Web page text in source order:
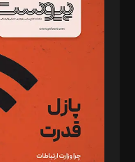
د‌بیر خدمت و تجارت: ابوالفضل
د‌بیر حقوق فناوری:
د‌بیر پیوست جهان: مینا پاکدل
د‌بیر تحریریه آنلاین: بابک
تحریریه‌: مجتبی محمود‌ی،
مصطفی مسجدی آرانی،
رستمی،مصطفی باستان
ویرایش: نگار استاد‌‌آقا